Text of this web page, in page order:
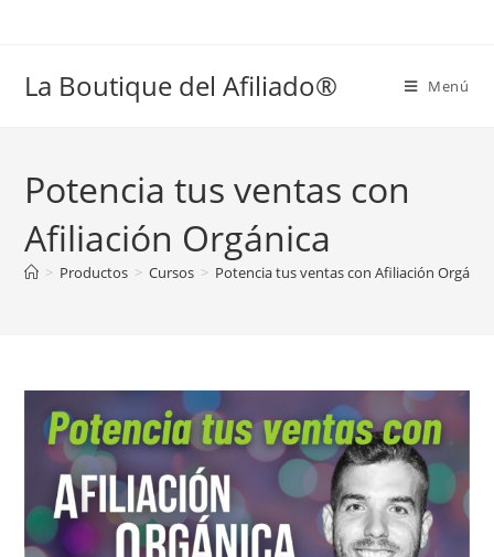
La Boutique del Afiliado® Menú
Potencia tus ventas con
Afiliación Orgánica
> Productos > Cursos > Potencia tus ventas con Afiliación